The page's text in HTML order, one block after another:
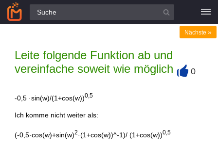
Alle Fragen
Leite folgende Funktion ab und
vereinfache soweit wie möglich
Nächste »
0
-0,5 ·sin(w)/(1+cos(w))0,5
Ich komme nicht weiter als:
(-0,5·cos(w)+sin(w)2·(1+cos(w))^-1)/ (1+cos(w))0,5